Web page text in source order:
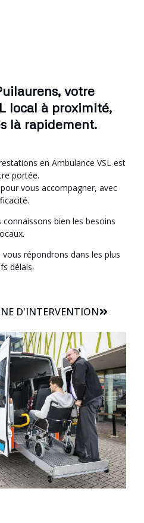
votre
local à proximité,
là rapidement.
en Ambulance VSL est
portée.
vous accompagner, avec
bien les besoins
répondrons dans les plus
délais.
D'INTERVENTION